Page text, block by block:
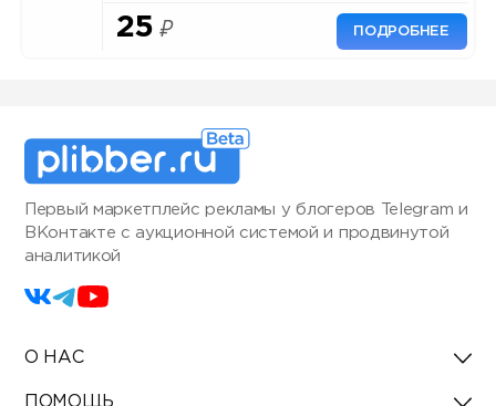
25 ₽ ПОДРОБНЕЕ
Первый маркетплейс рекламы у блогеров Telegram и
ВКонтакте с аукционной системой и продвинутой
аналитикой
О НАС
ПОМОЩЬ